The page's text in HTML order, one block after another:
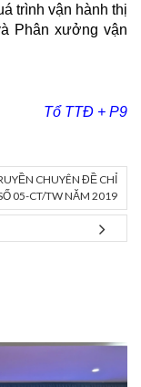
trình vận hành thị
Phân xưởng vận
Tổ TTĐ + P9
CHUYÊN ĐỀ CHỈ
05-CT/TW NĂM 2019